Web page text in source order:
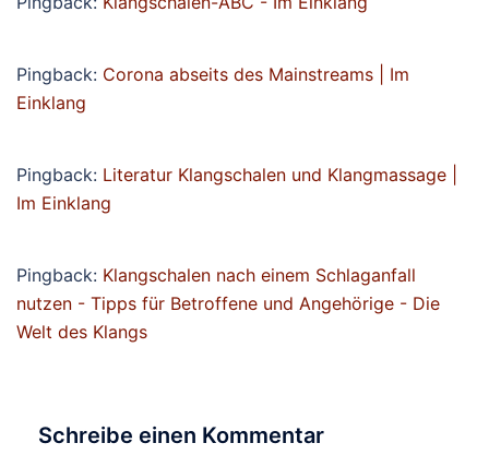
Pingback: Corona abseits des Mainstreams | Im
Einklang
Pingback: Literatur Klangschalen und Klangmassage |
Im Einklang
Pingback: Klangschalen nach einem Schlaganfall
nutzen - Tipps für Betroffene und Angehörige - Die
Welt des Klangs
Schreibe einen Kommentar